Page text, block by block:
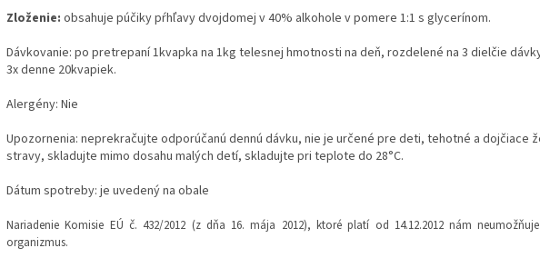
Zloženie: obsahuje púčiky pŕhľavy dvojdomej v 40% alkohole v pomere 1:1 s glycerínom.
Dávkovanie: po pretrepaní 1kvapka na 1kg telesnej hmotnosti na deň, rozdelené na 3 dielčie
3x denne 20kvapiek.
Alergény: Nie
Upozornenia: neprekračujte odporúčanú dennú dávku, nie je určené pre deti, tehotné a dojčiace
stravy, skladujte mimo dosahu malých detí, skladujte pri teplote do 28°C.
Dátum spotreby: je uvedený na obale
Nariadenie Komisie EÚ č. 432/2012 (z dňa 16. mája 2012), ktoré platí od 14.12.2012 nám
organizmus.